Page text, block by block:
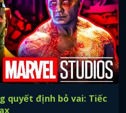
quyết định bỏ vai: Tiếc